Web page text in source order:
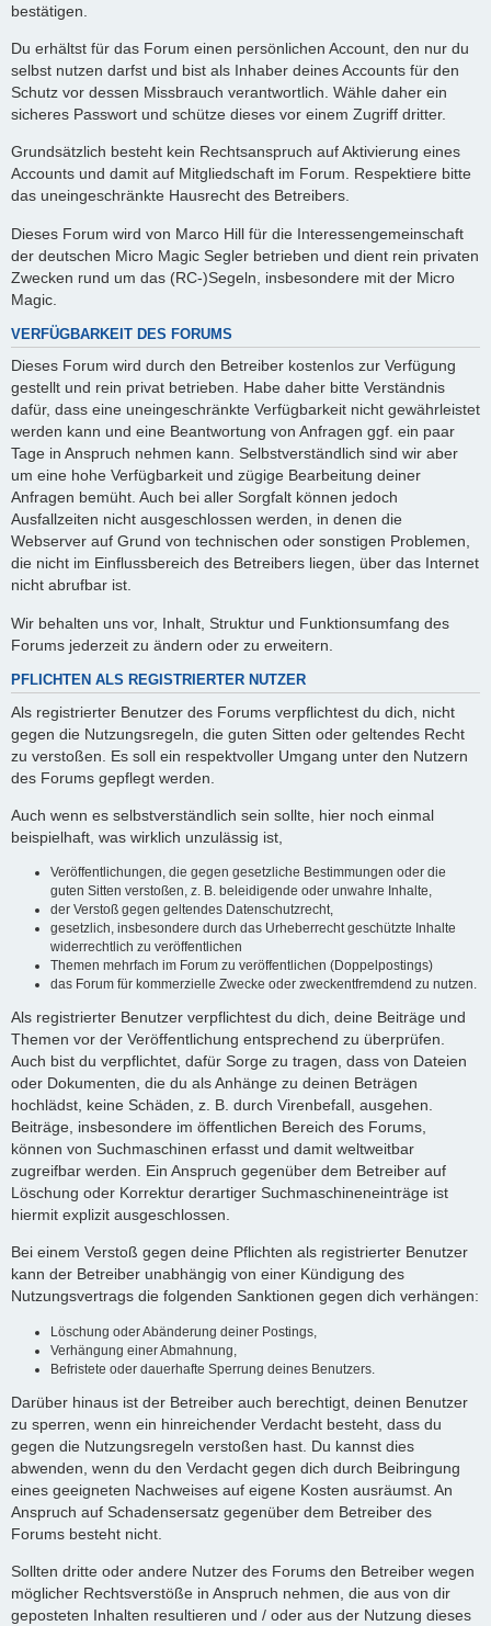
bestätigen.
Du erhältst für das Forum einen persönlichen Account, den nur du
selbst nutzen darfst und bist als Inhaber deines Accounts für den
Schutz vor dessen Missbrauch verantwortlich. Wähle daher ein
sicheres Passwort und schütze dieses vor einem Zugriff dritter.
Grundsätzlich besteht kein Rechtsanspruch auf Aktivierung eines
Accounts und damit auf Mitgliedschaft im Forum. Respektiere bitte
das uneingeschränkte Hausrecht des Betreibers.
Dieses Forum wird von Marco Hill für die Interessengemeinschaft
der deutschen Micro Magic Segler betrieben und dient rein privaten
Zwecken rund um das (RC-)Segeln, insbesondere mit der Micro
Magic.
VERFÜGBARKEIT DES FORUMS
Dieses Forum wird durch den Betreiber kostenlos zur Verfügung
gestellt und rein privat betrieben. Habe daher bitte Verständnis
dafür, dass eine uneingeschränkte Verfügbarkeit nicht gewährleistet
werden kann und eine Beantwortung von Anfragen ggf. ein paar
Tage in Anspruch nehmen kann. Selbstverständlich sind wir aber
um eine hohe Verfügbarkeit und zügige Bearbeitung deiner
Anfragen bemüht. Auch bei aller Sorgfalt können jedoch
Ausfallzeiten nicht ausgeschlossen werden, in denen die
Webserver auf Grund von technischen oder sonstigen Problemen,
die nicht im Einflussbereich des Betreibers liegen, über das Internet
nicht abrufbar ist.
Wir behalten uns vor, Inhalt, Struktur und Funktionsumfang des
Forums jederzeit zu ändern oder zu erweitern.
PFLICHTEN ALS REGISTRIERTER NUTZER
Als registrierter Benutzer des Forums verpflichtest du dich, nicht
gegen die Nutzungsregeln, die guten Sitten oder geltendes Recht
zu verstoßen. Es soll ein respektvoller Umgang unter den Nutzern
des Forums gepflegt werden.
Auch wenn es selbstverständlich sein sollte, hier noch einmal
beispielhaft, was wirklich unzulässig ist,
Veröffentlichungen, die gegen gesetzliche Bestimmungen oder die
guten Sitten verstoßen, z. B. beleidigende oder unwahre Inhalte,
der Verstoß gegen geltendes Datenschutzrecht,
gesetzlich, insbesondere durch das Urheberrecht geschützte Inhalte
widerrechtlich zu veröffentlichen
Themen mehrfach im Forum zu veröffentlichen (Doppelpostings)
das Forum für kommerzielle Zwecke oder zweckentfremdend zu nutzen.
Als registrierter Benutzer verpflichtest du dich, deine Beiträge und
Themen vor der Veröffentlichung entsprechend zu überprüfen.
Auch bist du verpflichtet, dafür Sorge zu tragen, dass von Dateien
oder Dokumenten, die du als Anhänge zu deinen Beträgen
hochlädst, keine Schäden, z. B. durch Virenbefall, ausgehen.
Beiträge, insbesondere im öffentlichen Bereich des Forums,
können von Suchmaschinen erfasst und damit weltweitbar
zugreifbar werden. Ein Anspruch gegenüber dem Betreiber auf
Löschung oder Korrektur derartiger Suchmaschineneinträge ist
hiermit explizit ausgeschlossen.
Bei einem Verstoß gegen deine Pflichten als registrierter Benutzer
kann der Betreiber unabhängig von einer Kündigung des
Nutzungsvertrags die folgenden Sanktionen gegen dich verhängen:
Löschung oder Abänderung deiner Postings,
Verhängung einer Abmahnung,
Befristete oder dauerhafte Sperrung deines Benutzers.
Darüber hinaus ist der Betreiber auch berechtigt, deinen Benutzer
zu sperren, wenn ein hinreichender Verdacht besteht, dass du
gegen die Nutzungsregeln verstoßen hast. Du kannst dies
abwenden, wenn du den Verdacht gegen dich durch Beibringung
eines geeigneten Nachweises auf eigene Kosten ausräumst. An
Anspruch auf Schadensersatz gegenüber dem Betreiber des
Forums besteht nicht.
Sollten dritte oder andere Nutzer des Forums den Betreiber wegen
möglicher Rechtsverstöße in Anspruch nehmen, die aus von dir
geposteten Inhalten resultieren und / oder aus der Nutzung dieses